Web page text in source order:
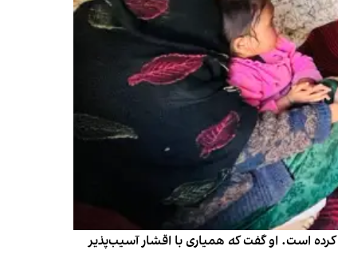
است. او گفت که همیاری با اقشار آسیب‌پذیر